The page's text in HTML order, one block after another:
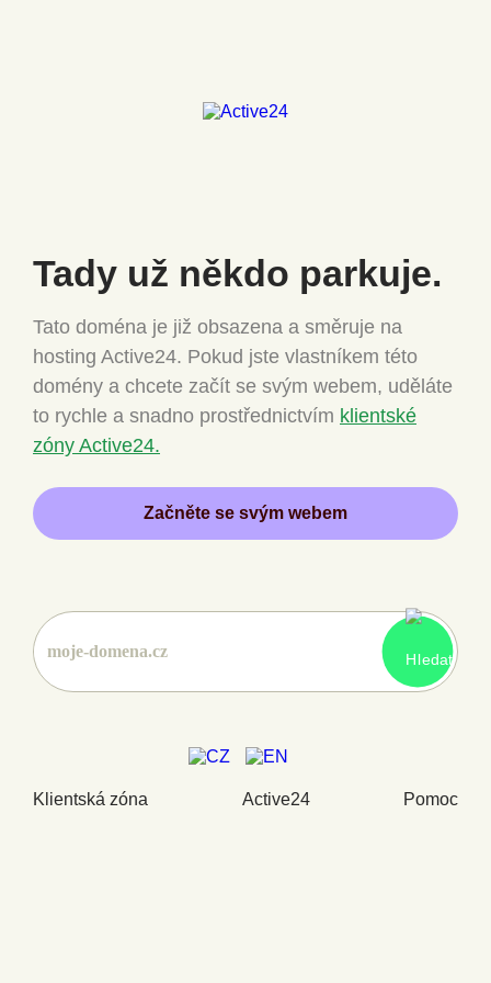
Tady už někdo parkuje.
Tato doména je již obsazena a směruje na
hosting Active24. Pokud jste vlastníkem této
domény a chcete začít se svým webem, uděláte
to rychle a snadno prostřednictvím klientské
zóny Active24.
Začněte se svým webem
Klientská zóna Active24 Pomoc